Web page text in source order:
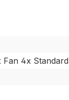
Fan 4x